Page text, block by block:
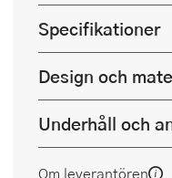
Specifikationer
Design och
Underhåll och
Om leverantören